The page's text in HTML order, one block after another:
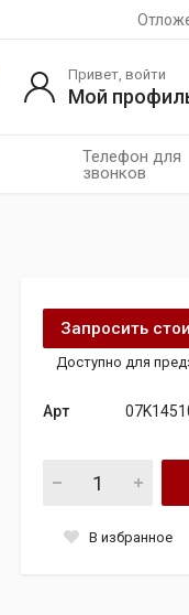
Телефон для
звонков
Привет, войти
Мой
Запросить
Доступно для
Арт
насос vacum audi
В избранное